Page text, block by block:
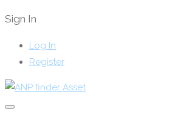
Sign In
Log In
Register